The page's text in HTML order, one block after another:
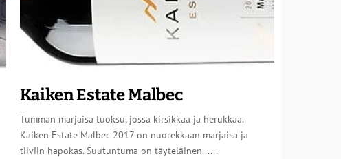
Kaiken Estate Malbec
Tumman marjaisa tuoksu, jossa kirsikkaa ja herukkaa.
Kaiken Estate Malbec 2017 on nuorekkaan marjaisa ja
tiiviin hapokas. Suutuntuma on täyteläinen......